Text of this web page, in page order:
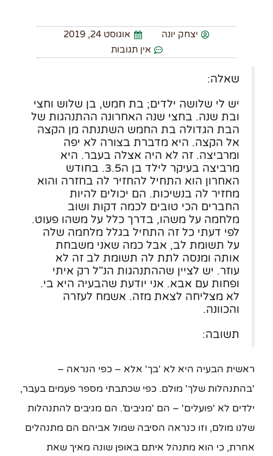
יצחק יונה
אוגוסט 24, 2019
אין תגובות
שאלה:
יש לי שלושה ילדים; בת חמש, בן שלוש וחצי
ובת שנה. בחצי שנה האחרונה ההתנהגות של
הבת הגדולה בת החמש השתנתה מן הקצה
אל הקצה. היא מדברת בצורה לא יפה
ומרביצה. זה לא היה אצלה בעבר. היא
מרביצה בעיקר לילד בן ה3.5. בחודש
האחרון הוא התחיל להחזיר לה בחזרה והוא
מחזיר לה בנשיכות. הם יכולים להיות
החברים הכי טובים לכמה דקות ושוב
מלחמה על משהו, בדרך כלל על משהו פעוט.
לפי דעתי כל זה התחיל בגלל מלחמה שלה
על תשומת לב, אבל כמה שאני משבחת
אותה ומנסה לתת לה תשומת לב זה לא
עוזר. יש לציין שההתנהגות הנ"ל רק איתי
ופחות עם אבא. אני יודעת שהבעיה היא בי.
לא מצליחה לצאת מזה. אשמח לעזרה
והכוונה.
תשובה:
ראשית הבעיה היא לא 'בך' אלא – כפי הנראה –
'בהתנהלות שלך' מולם. כפי שכתבתי מספר פעמים בעבר,
ילדים לא 'פועלים' – הם 'מגיבים'. הם מגיבים להתנהלות
שלנו מולם, וזו כנראה הסיבה שמול אביהם הם מתנהלים
אחרת, כי הוא מתנהל איתם באופן שונה מאיך שאת